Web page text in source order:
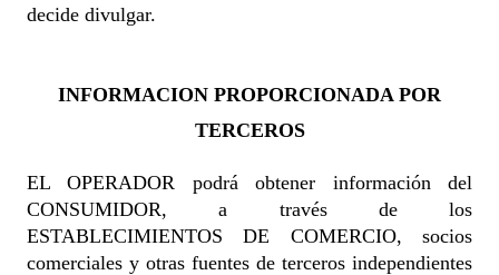
decide divulgar.
INFORMACION PROPORCIONADA POR
TERCEROS
EL OPERADOR podrá obtener información del
CONSUMIDOR, a través de los
ESTABLECIMIENTOS DE COMERCIO, socios
comerciales y otras fuentes de terceros independientes